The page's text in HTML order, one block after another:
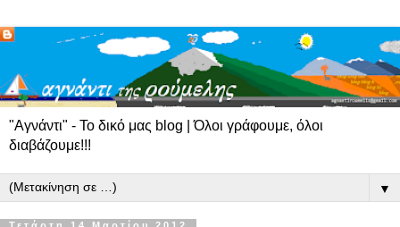
"Αγνάντι" - Το δικό μας blog | Όλοι γράφουμε, όλοι
διαβάζουμε!!!
▼
Τετάρτη 14 Μαρτίου 2012